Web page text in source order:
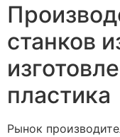
станков
пластика
Рынок